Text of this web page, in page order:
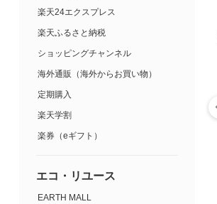
楽天24エクスプレス
楽天ふるさと納税
ショッピングチャンネル
海外通販（海外からお買い物）
定期購入
楽天学割
楽券（eギフト）
エコ・リユース
EARTH MALL